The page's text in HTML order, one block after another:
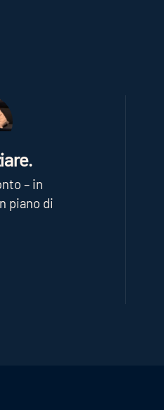
– in
piano di